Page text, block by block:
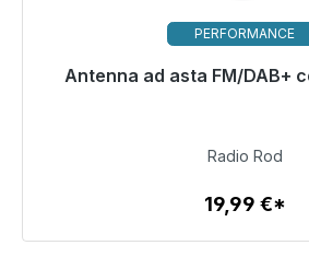
PERFORMANCE
Antenna ad asta FM/DAB+
Pronto per la spedizione
19,99 €
Dettagli
Radio Rod
19,99 €*